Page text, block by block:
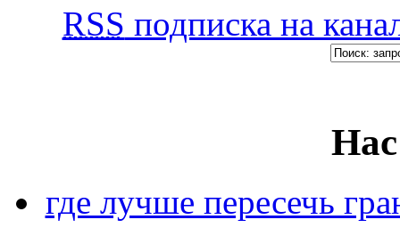
RSS подписка на
где лучше пересечь